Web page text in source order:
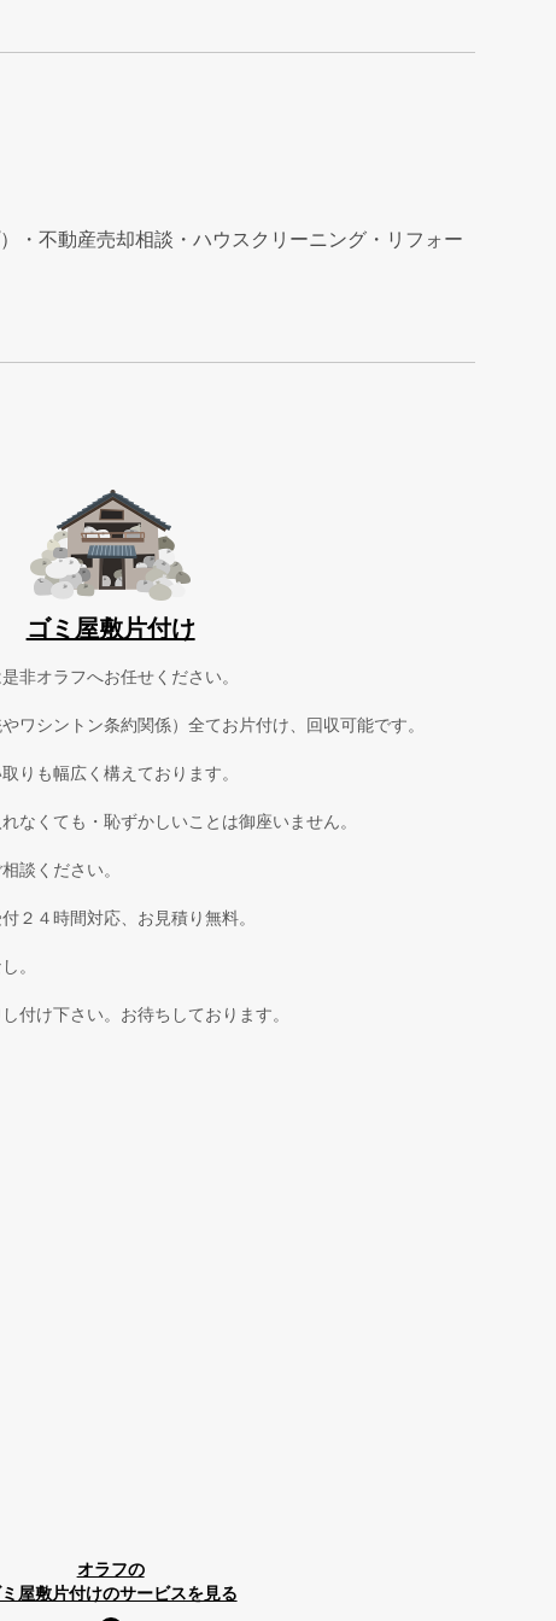
・不動産売却相談・ハウスクリーニング・リフォー
ゴミ屋敷片付け
非オラフへお任せください。
ワシントン条約関係）全てお片付け、回収可能です。
りも幅広く構えております。
なくても・恥ずかしいことは御座いません。
談ください。
２４時間対応、お見積り無料。
。
付け下さい。お待ちしております。
オラフの
屋敷片付けのサービスを見る